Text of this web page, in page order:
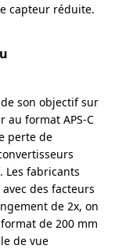
capteur réduite.
son objectif sur
au format APS-C
perte de
Les fabricants
des facteurs
de 2x, on
de 200 mm
de vue